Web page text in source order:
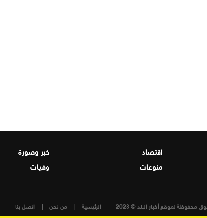
اقتصاد خبر وصورة
منوعات وفيات
محفوظة لموقع أخبار البلد © 2023 اتصل بنا من نحن الرئيسية